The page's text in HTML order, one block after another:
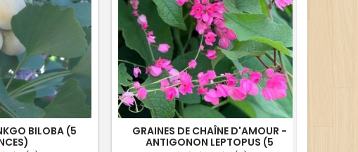
BILOBA (5
GRAINES DE CHAÎNE D'AMOUR -
ANTIGONON LEPTOPUS (5